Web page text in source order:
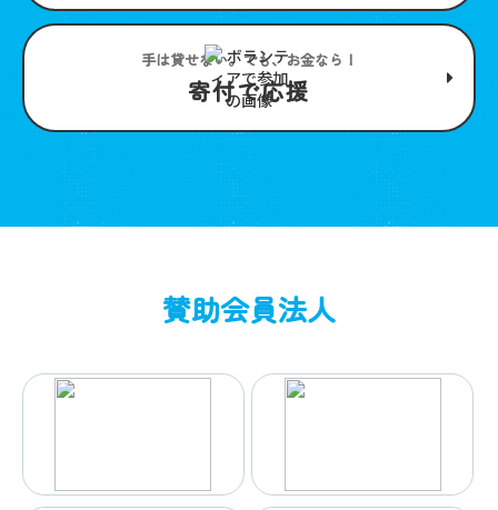
手は貸せない。でも、お金なら！
寄付で応援
賛助会員法人